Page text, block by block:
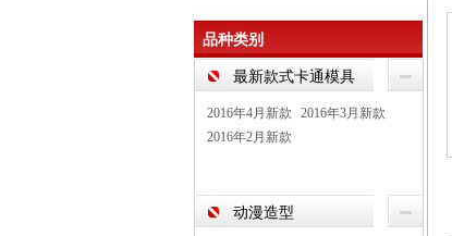
品种类别
最新款式卡通模具
2016年4月新款
2016年3月新款
2016年2月新款
动漫造型